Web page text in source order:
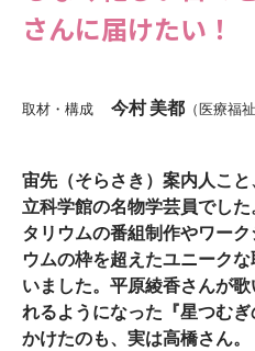
さんに届けたい！
取材・構成 今村 美都 （医療福
宙先（そらさき）案内人こ
立科学館の名物学芸員でし
タリウムの番組制作やワー
ウムの枠を超えたユニーク
いました。平原綾香さんが
れるようになった『星つむ
かけたのも、実は高橋さん